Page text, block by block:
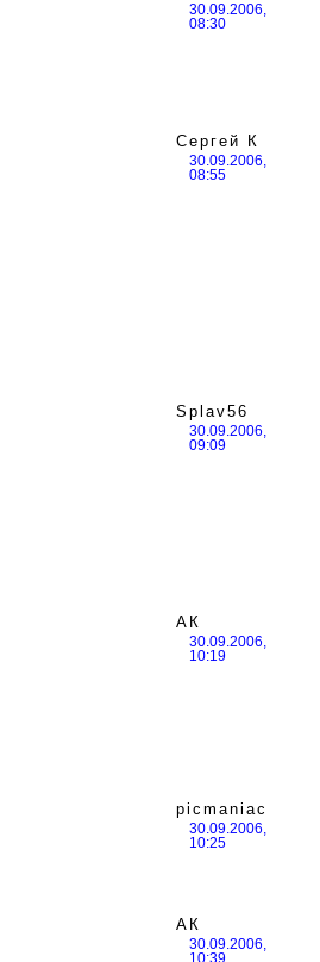
30.09.2006,
08:30
Сергей К
30.09.2006,
08:55
Splav56
30.09.2006,
09:09
АК
30.09.2006,
10:19
picmaniac
30.09.2006,
10:25
АК
30.09.2006,
10:39